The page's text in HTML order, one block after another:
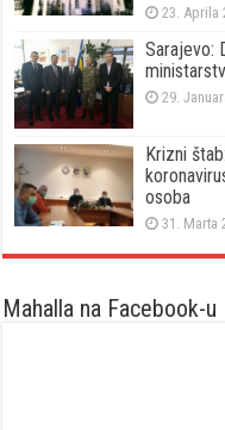
23. Aprila
Sarajevo:
29.
Krizni
osoba
31. Marta
Mahalla na Facebook-u